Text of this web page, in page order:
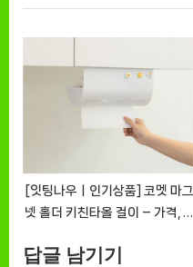
s
P
o
s
[잇팅나우ㅣ인기상품] 코멧 마그
넷 홀더 키친타올 걸이 – 가격, 기
[EatingNOWㅣ추천상품]
답글 남기기